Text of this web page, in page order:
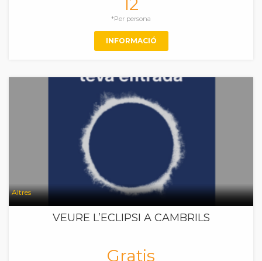
12
*Per persona
INFORMACIÓ
Altres
VEURE L’ECLIPSI A CAMBRILS
Gratis